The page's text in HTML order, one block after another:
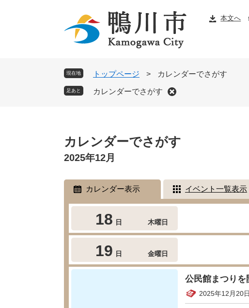
本文へ
現在地 トップページ > カレンダーでさがす
足あと カレンダーでさがす
文
カレンダーでさがす
2025年12月
カレンダー表示 イベント一覧表示
18 日 木曜日
19 日 金曜日
公民館まつりを
2025年12月20